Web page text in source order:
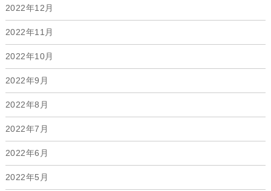
2022年12月
2022年11月
2022年10月
2022年9月
2022年8月
2022年7月
2022年6月
2022年5月